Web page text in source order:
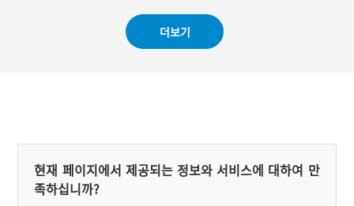
범하여 백성들을 괴롭히자,
여자로 가장한 뒤에 누이와
화관을 만들어 쓰고 광대들
더보기
현재 페이지에서 제공되는 정보와 서비스에 대하여 만
족하십니까?